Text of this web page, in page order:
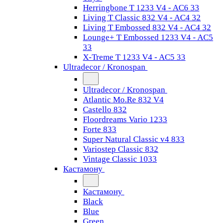
Herringbone T 1233 V4 - AC6 33
Living T Classic 832 V4 - AC4 32
Living T Embossed 832 V4 - AC4 32
Lounge+ T Embossed 1233 V4 - AC5
33
X-Treme T 1233 V4 - AC5 33
Ultradecor / Kronospan
Ultradecor / Kronospan
Atlantic Mo.Re 832 V4
Castello 832
Floordreams Vario 1233
Forte 833
Super Natural Classic v4 833
Variostep Classic 832
Vintage Classic 1033
Кастамону
Кастамону
Black
Blue